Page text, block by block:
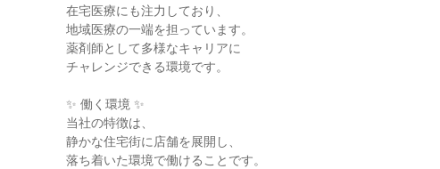
在宅医療にも注力しており、
地域医療の一端を担っています。
薬剤師として多様なキャリアに
チャレンジできる環境です。
✨ 働く環境 ✨
当社の特徴は、
静かな住宅街に店舗を展開し、
落ち着いた環境で働けることです。